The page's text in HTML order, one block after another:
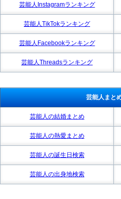
芸能人Instagramランキング
芸能人TikTokランキング
芸能人Facebookランキング
芸能人Threadsランキング
芸能人まと
芸能人の結婚まとめ
芸能人の熱愛まとめ
芸能人の誕生日検索
芸能人の出身地検索